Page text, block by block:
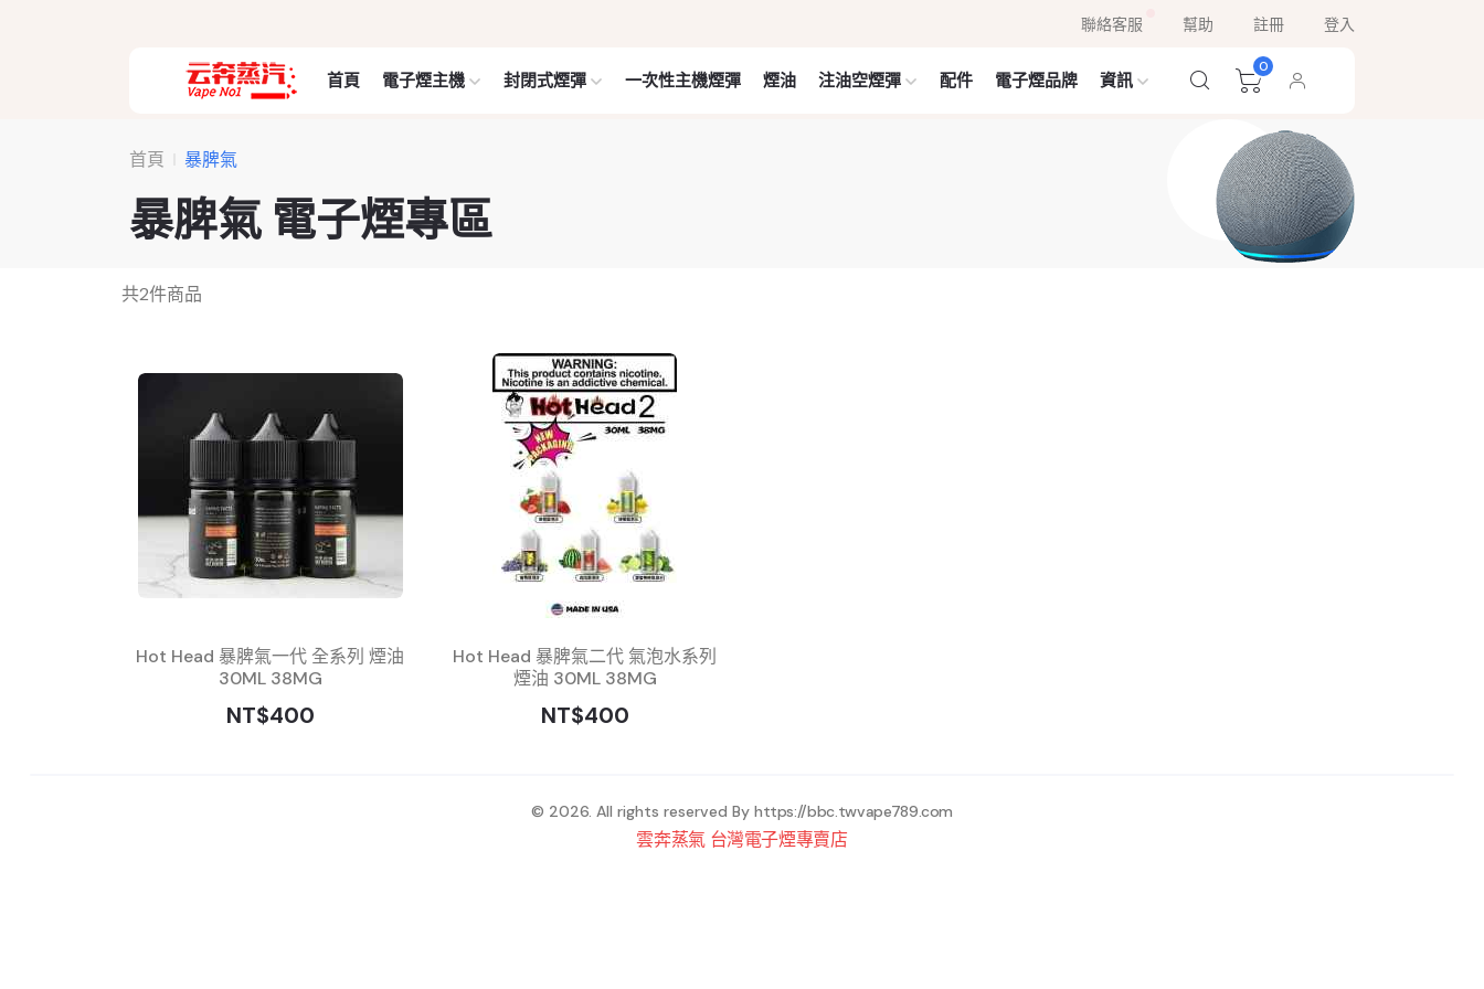
聯絡客服 幫助 註冊 登入
首頁 電子煙主機 封閉式煙彈 一次性主機煙彈 煙油 注油空煙彈 配件 電子煙品牌 資訊
0
首頁 暴脾氣
暴脾氣 電子煙專區
共2件商品
Hot Head 暴脾氣一代 全系列 煙油
30ML 38MG
NT$400
Hot Head 暴脾氣二代 氣泡水系列
煙油 30ML 38MG
NT$400
© 2026. All rights reserved By https://bbc.twvape789.com
雲奔蒸氣 台灣電子煙專賣店